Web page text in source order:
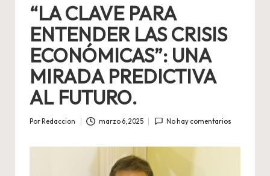
“LA CLAVE PARA
ENTENDER LAS CRISIS
ECONÓMICAS”: UNA
MIRADA PREDICTIVA
AL FUTURO.
Por Redaccion marzo 6, 2025 No hay comentarios